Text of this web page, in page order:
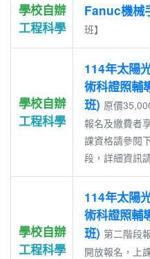
學校自辦
工程科學
Fanuc機械
班】
學校自辦
工程科學
114年太陽
術科證照輔
班) 原價
報名及繳費者
課資格請參閱
段，詳細資訊
學校自辦
工程科學
114年太陽
術科證照輔
班) 第二階段
開放報名，上